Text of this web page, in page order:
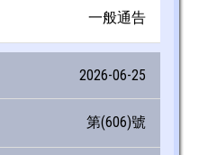
一般通告
2026-06-25
第(606)號